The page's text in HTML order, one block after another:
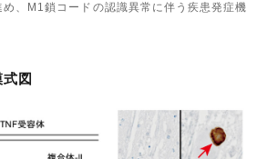
、M1鎖コードの認識異常に伴う疾患発症機
図